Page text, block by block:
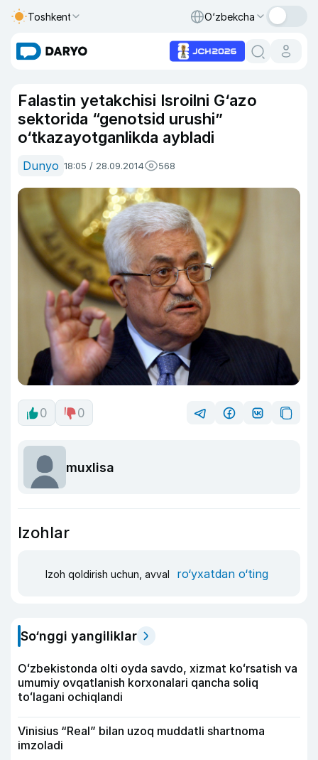
Toshkent O‘zbekcha
Falastin yetakchisi Isroilni G‘azo
sektorida “genotsid urushi”
o‘tkazayotganlikda aybladi
Dunyo 18:05 / 28.09.2014 568
0 0
muxlisa
Izohlar
Izoh qoldirish uchun, avval ro‘yxatdan o‘ting
So‘nggi yangiliklar
Oʻzbekistonda olti oyda savdo, xizmat koʻrsatish va
umumiy ovqatlanish korxonalari qancha soliq
toʻlagani ochiqlandi
Vinisius “Real” bilan uzoq muddatli shartnoma
imzoladi